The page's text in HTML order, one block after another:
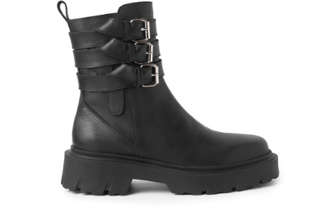
ORQUIDEA
MAVI
CEBRA
PLATINO